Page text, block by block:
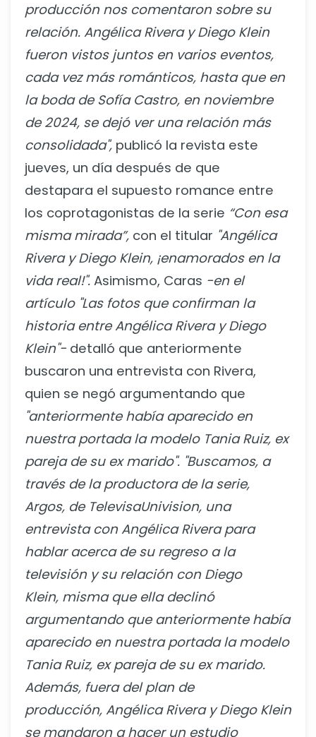
producción nos comentaron sobre su
relación. Angélica Rivera y Diego Klein
fueron vistos juntos en varios eventos,
cada vez más románticos, hasta que en
la boda de Sofía Castro, en noviembre
de 2024, se dejó ver una relación más
consolidada", publicó la revista este
jueves, un día después de que
destapara el supuesto romance entre
los coprotagonistas de la serie “Con esa
misma mirada”, con el titular "Angélica
Rivera y Diego Klein, ¡enamorados en la
vida real!". Asimismo, Caras -en el
artículo "Las fotos que confirman la
historia entre Angélica Rivera y Diego
Klein"- detalló que anteriormente
buscaron una entrevista con Rivera,
quien se negó argumentando que
"anteriormente había aparecido en
nuestra portada la modelo Tania Ruiz, ex
pareja de su ex marido". "Buscamos, a
través de la productora de la serie,
Argos, de TelevisaUnivision, una
entrevista con Angélica Rivera para
hablar acerca de su regreso a la
televisión y su relación con Diego
Klein, misma que ella declinó
argumentando que anteriormente había
aparecido en nuestra portada la modelo
Tania Ruiz, ex pareja de su ex marido.
Además, fuera del plan de
producción, Angélica Rivera y Diego Klein
se mandaron a hacer un estudio